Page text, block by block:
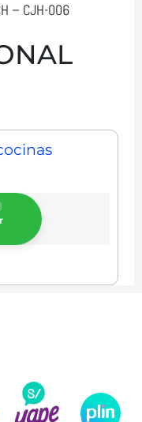
– CJH-006